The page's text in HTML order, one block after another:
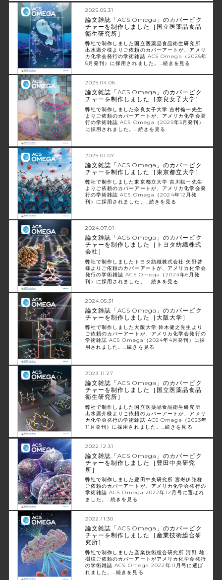
2025.05.31
論文雑誌「ACS Omega」のカバーピク
チャーを制作しました［国立医薬品食品
衛生研究所］
弊社で制作しました国立医薬品食品衛生研究所
出水庸介様よりご依頼のカバーアートが、アメリ
カ化学会発行の学術雑誌 ACS Omega（2025年
5月発刊）に採用されました。…続きを見る
2025.04.06
論文雑誌「ACS Omega」のカバーピク
チャーを制作しました［奈良女子大学］
弊社で制作しました奈良女子大学 吉村倫一先生
よりご依頼のカバーアートが、アメリカ化学会発
行の学術雑誌 ACS Omega（2025年3月発刊）
に採用されました。…続きを見る
2025.01.07
論文雑誌「ACS Omega」のカバーピク
チャーを制作しました［東京都立大学］
弊社で制作しました東京都立大学 吉川聡一先生
よりご依頼のカバーアートが、アメリカ化学会発
行の学術雑誌 ACS Omega（2024年12月発
刊）に採用されました。…続きを見る
2024.07.01
論文雑誌「ACS Omega」のカバーピク
チャーを制作しました［トヨタ紡織株式
会社］
弊社で制作しましたトヨタ紡織株式会社 矢野啓
様よりご依頼のカバーアートが、アメリカ化学会
発行の学術雑誌 ACS Omega（2024年6月発
刊）に採用されました。 …続きを見る
2024.05.31
論文雑誌「ACS Omega」のカバーピク
チャーを制作しました［大阪大学］
弊社で制作しました大阪大学 鈴木健之先生より
ご依頼のカバーアートが、アメリカ化学会発行の
学術雑誌 ACS Omega（2024年4月発刊）に採
用されました。…続きを見る
2023.11.27
論文雑誌「ACS Omega」のカバーピク
チャーを制作しました［国立医薬品食品
衛生研究所］
弊社で制作しました国立医薬品食品衛生研究所
出水庸介様よりご依頼のカバーアートが、アメリ
カ化学会発行の学術雑誌 ACS Omega（2023年
11月発刊）に採用されました。…続きを見る
2022.12.31
論文雑誌「ACS Omega」のカバーピク
チャーを制作しました［豊田中央研究
所］
弊社で制作しました豊田中央研究所 宮嵜伊弦様
ご依頼のカバーアートが、アメリカ化学会発行の
学術雑誌 ACS Omega 2022年12月号に選ばれ
ました。…続きを見る
2022.11.30
論文雑誌「ACS Omega」のカバーピク
チャーを制作しました［産業技術総合研
究所］
弊社で制作しました産業技術総合研究所 河野 雄
樹様ご依頼のカバーアートがアメリカ化学会発行
の学術雑誌 ACS Omega 2022年11月号に選ば
れました。…続きを見る